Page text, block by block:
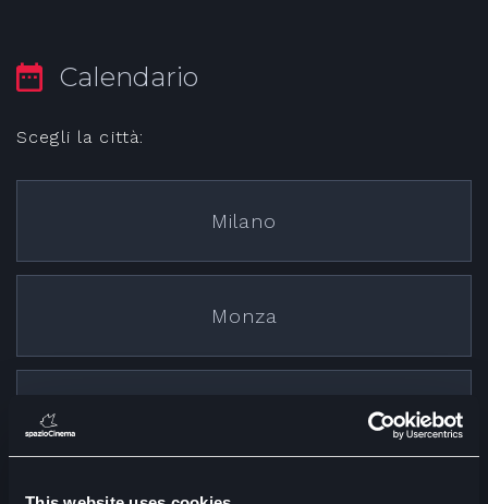
Calendario
Scegli la città:
Milano
Monza